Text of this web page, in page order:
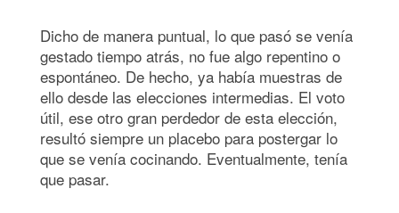
Dicho de manera puntual, lo que pasó se venía
gestado tiempo atrás, no fue algo repentino o
espontáneo. De hecho, ya había muestras de
ello desde las elecciones intermedias. El voto
útil, ese otro gran perdedor de esta elección,
resultó siempre un placebo para postergar lo
que se venía cocinando. Eventualmente, tenía
que pasar.